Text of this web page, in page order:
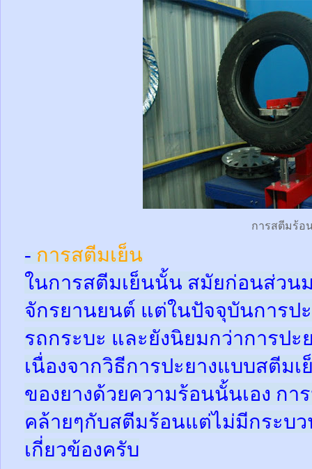
การสตีมร้อ
- การสตีมเย็น
ในการสตีมเย็นนั้น สมัยก่อนส่วน
จักรยานยนต์ แต่ในปัจจุบันการป
รถกระบะ และยังนิยมกว่าการป
เนื่องจากวิธีการปะยางแบบสตีม
ของยางด้วยความร้อนนั้นเอง กา
คล้ายๆกับสตีมร้อนแต่ไม่มีกระบ
เกี่ยวข้องครับ